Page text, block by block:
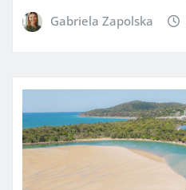
Gabriela Zapolska